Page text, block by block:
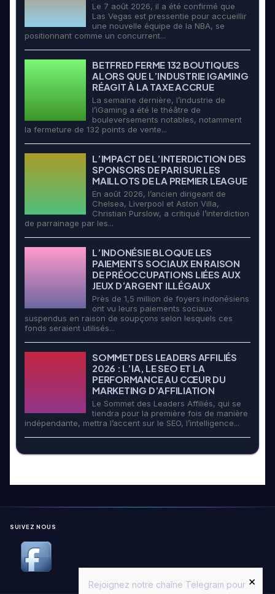
Le 7 août 2026, il a été confirmé que
Las Vegas est pressentie pour accueillir
une nouvelle équipe de la NBA, se
positionnant comme un concurrent...
BETFRED FERME 132 BOUTIQUES
ALORS QUE L’INDUSTRIE IGAMING
RÉAGIT À LA TAXE ACCRUE
La semaine dernière, l’industrie de
l’iGaming a été le théâtre de
bouleversements notables, notamment
la fermeture de 132 points de vente...
L’IMPACT DE L’INTERDICTION DES
SPONSORS DE PARI SUR LES
MAILLOTS DE LA PREMIER LEAGUE
En août 2026, l’ancien dirigeant de
Chelsea, Liverpool et Aston Villa,
Christian Purslow, a critiqué l’interdiction
de parrainage par les...
L’INDONÉSIE BLOQUE LES
PAIEMENTS SOCIAUX EN RAISON
DE PRÉOCCUPATIONS LIÉES AUX
JEUX D’ARGENT ILLÉGAUX
Près de 1,5 million de foyers indonésiens
ont vu leurs paiements sociaux
suspendus en raison de soupçons selon lesquels ces
fonds seraient utilisés...
SOMMET DES LEADERS AFFILIÉS
2026 : L’IA, LE SEO ET LA
PERFORMANCE AU CŒUR DU
MARKETING D’AFFILIATION
Le Sommet des Leaders Affiliés, qui se
tiendra pour la première fois de manière
indépendante, mettra l’accent sur le SEO, l’intelligence...
SUIVEZ NOUS
Rejoignez notre chaîne Telegram pour ×